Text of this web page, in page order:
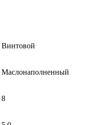
Винтовой
Маслонаполненный
8